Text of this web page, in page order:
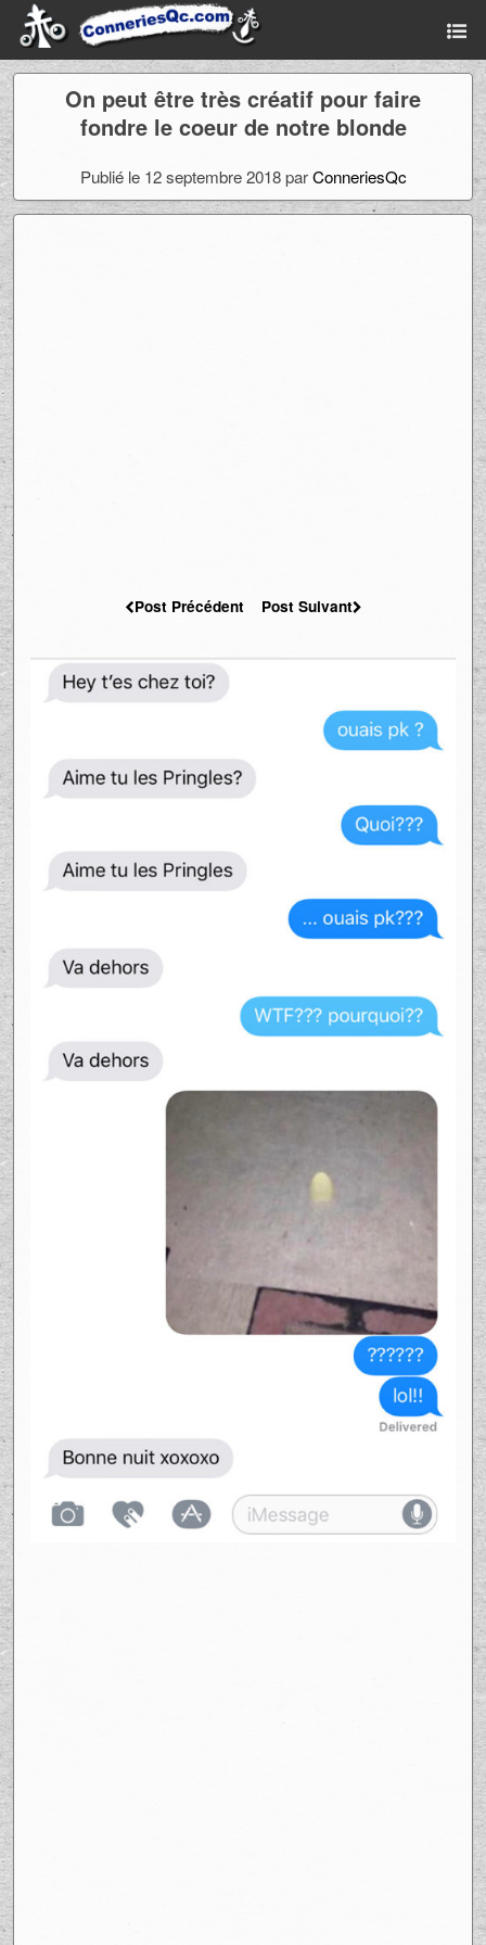
On peut être très créatif pour faire
fondre le coeur de notre blonde
Publié le 12 septembre 2018 parConneriesQc
Post Précédent Post Suivant